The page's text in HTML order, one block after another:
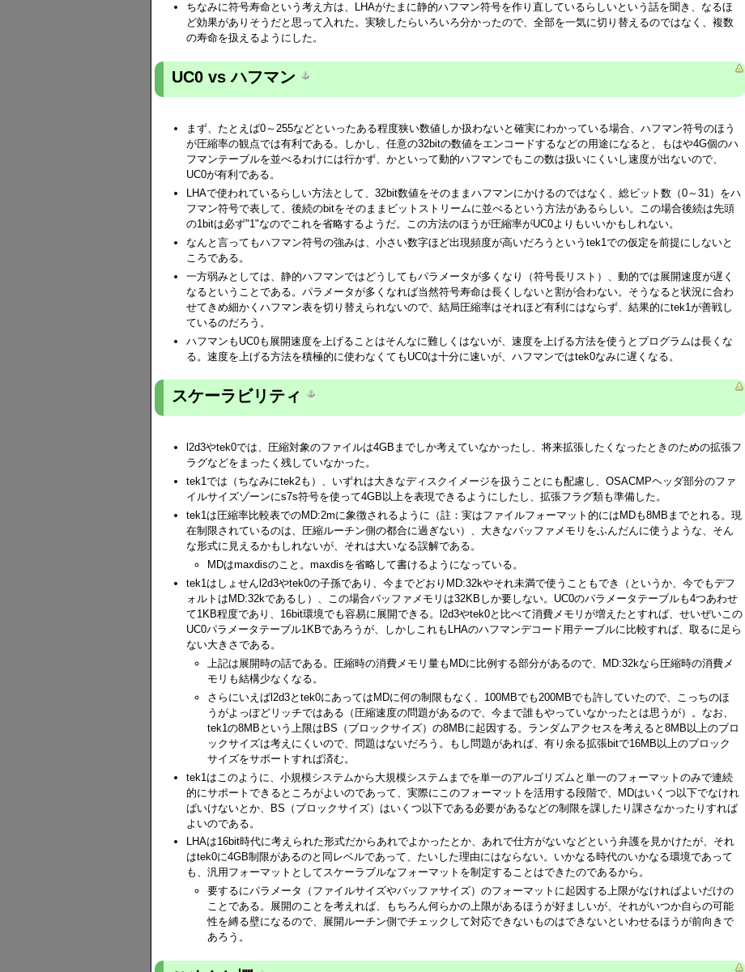
ちなみに符号寿命という考え方は、LHAがたまに静的ハフマン符号を作り直しているらしいという話を聞き、なるほ
ど効果がありそうだと思って入れた。実験したらいろいろ分かったので、全部を一気に切り替えるのではなく、複数
の寿命を扱えるようにした。
UC0 vs ハフマン
まず、たとえば0～255などといったある程度狭い数値しか扱わないと確実にわかっている場合、ハフマン符号のほう
が圧縮率の観点では有利である。しかし、任意の32bitの数値をエンコードするなどの用途になると、もはや4G個のハ
フマンテーブルを並べるわけには行かず、かといって動的ハフマンでもこの数は扱いにくいし速度が出ないので、
UC0が有利である。
LHAで使われているらしい方法として、32bit数値をそのままハフマンにかけるのではなく、総ビット数（0～31）をハ
フマン符号で表して、後続のbitをそのままビットストリームに並べるという方法があるらしい。この場合後続は先頭
の1bitは必ず"1"なのでこれを省略するようだ。この方法のほうが圧縮率がUC0よりもいいかもしれない。
なんと言ってもハフマン符号の強みは、小さい数字ほど出現頻度が高いだろうというtek1での仮定を前提にしないと
ころである。
一方弱みとしては、静的ハフマンではどうしてもパラメータが多くなり（符号長リスト）、動的では展開速度が遅く
なるということである。パラメータが多くなれば当然符号寿命は長くしないと割が合わない。そうなると状況に合わ
せてきめ細かくハフマン表を切り替えられないので、結局圧縮率はそれほど有利にはならず、結果的にtek1が善戦し
ているのだろう。
ハフマンもUC0も展開速度を上げることはそんなに難しくはないが、速度を上げる方法を使うとプログラムは長くな
る。速度を上げる方法を積極的に使わなくてもUC0は十分に速いが、ハフマンではtek0なみに遅くなる。
スケーラビリティ
l2d3やtek0では、圧縮対象のファイルは4GBまでしか考えていなかったし、将来拡張したくなったときのための拡張フ
ラグなどをまったく残していなかった。
tek1では（ちなみにtek2も）、いずれは大きなディスクイメージを扱うことにも配慮し、OSACMPヘッダ部分のファ
イルサイズゾーンにs7s符号を使って4GB以上を表現できるようにしたし、拡張フラグ類も準備した。
tek1は圧縮率比較表でのMD:2mに象徴されるように（註：実はファイルフォーマット的にはMDも8MBまでとれる。現
在制限されているのは、圧縮ルーチン側の都合に過ぎない）、大きなバッファメモリをふんだんに使うような、そん
な形式に見えるかもしれないが、それは大いなる誤解である。
MDはmaxdisのこと。maxdisを省略して書けるようになっている。
tek1はしょせんl2d3やtek0の子孫であり、今までどおりMD:32kやそれ未満で使うこともでき（というか、今でもデフ
ォルトはMD:32kであるし）、この場合バッファメモリは32KBしか要しない。UC0のパラメータテーブルも4つあわせ
て1KB程度であり、16bit環境でも容易に展開できる。l2d3やtek0と比べて消費メモリが増えたとすれば、せいぜいこの
UC0パラメータテーブル1KBであろうが、しかしこれもLHAのハフマンデコード用テーブルに比較すれば、取るに足ら
ない大きさである。
上記は展開時の話である。圧縮時の消費メモリ量もMDに比例する部分があるので、MD:32kなら圧縮時の消費メ
モリも結構少なくなる。
さらにいえばl2d3とtek0にあってはMDに何の制限もなく、100MBでも200MBでも許していたので、こっちのほ
うがよっぽどリッチではある（圧縮速度の問題があるので、今まで誰もやっていなかったとは思うが）。なお、
tek1の8MBという上限はBS（ブロックサイズ）の8MBに起因する。ランダムアクセスを考えると8MB以上のブロ
ックサイズは考えにくいので、問題はないだろう。もし問題があれば、有り余る拡張bitで16MB以上のブロック
サイズをサポートすれば済む。
tek1はこのように、小規模システムから大規模システムまでを単一のアルゴリズムと単一のフォーマットのみで連続
的にサポートできるところがよいのであって、実際にこのフォーマットを活用する段階で、MDはいくつ以下でなけれ
ばいけないとか、BS（ブロックサイズ）はいくつ以下である必要があるなどの制限を課したり課さなかったりすれば
よいのである。
LHAは16bit時代に考えられた形式だからあれでよかったとか、あれで仕方がないなどという弁護を見かけたが、それ
はtek0に4GB制限があるのと同レベルであって、たいした理由にはならない。いかなる時代のいかなる環境であって
も、汎用フォーマットとしてスケーラブルなフォーマットを制定することはできたのであるから。
要するにパラメータ（ファイルサイズやバッファサイズ）のフォーマットに起因する上限がなければよいだけの
ことである。展開のことを考えれば、もちろん何らかの上限があるほうが好ましいが、それがいつか自らの可能
性を縛る壁になるので、展開ルーチン側でチェックして対応できないものはできないといわせるほうが前向きで
あろう。